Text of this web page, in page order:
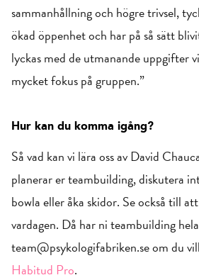
sammanhållning och högre trivsel,
ökad öppenhet och har på så sätt
lyckas med de utmanande uppgifter
mycket fokus på gruppen.”
Hur kan du komma igång?
Så vad kan vi lära oss av David
planerar er teambuilding, diskutera
bowla eller åka skidor. Se också till
vardagen. Då har ni teambuilding
team@psykologifabriken.se om du
Habitud Pro.